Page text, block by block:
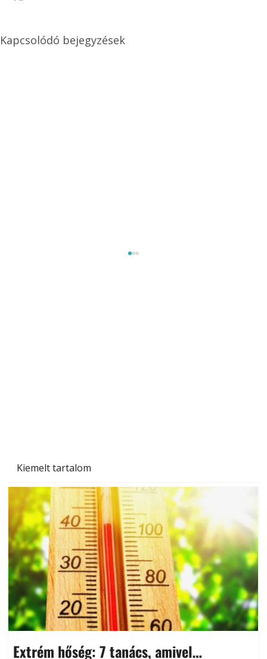
Kiemelt tartalom
Extrém hőség: 7 tanács, amivel
Kapcsolódó bejegyzések